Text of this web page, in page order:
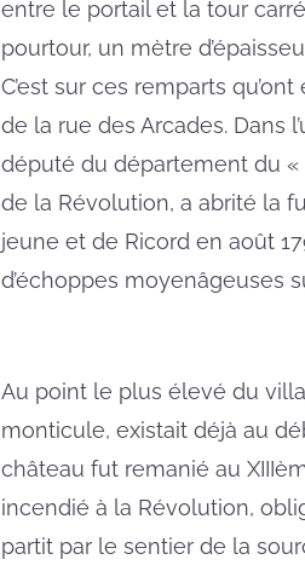
entre le portail et la tour
pourtour, un mètre
C’est sur ces remparts
de la rue des Arcades. Dans
député du département du «
de la Révolution, a abrité la
jeune et de Ricord en août
d’échoppes moyenâgeuses
Au point le plus élevé du
monticule, existait déjà au
château fut remanié au
incendié à la Révolution,
partit par le sentier de la